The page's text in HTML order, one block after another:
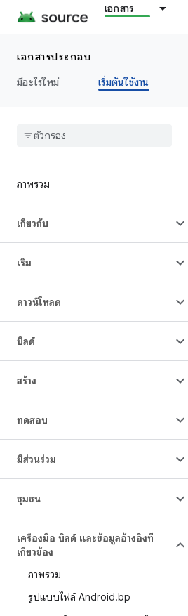
เอกสาร
เอกสารประกอบ
มีอะไรใหม่
เริ่มต้นใช้งาน
ภาพรวม
เกี่ยวกับ
เริ่ม
ดาวน์โหลด
บิลด์
สร้าง
ทดสอบ
มีส่วนร่วม
ชุมชน
เครื่องมือ บิลด์ และข้อมูลอ้างอิงที่
เกี่ยวข้อง
ภาพรวม
รูปแบบไฟล์ Android.bp